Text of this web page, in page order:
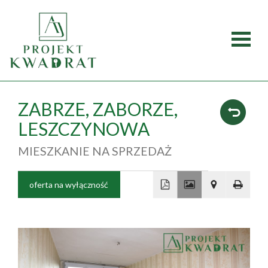
główna
Oferty
Dzialki
Obiekty
ZABRZE, ZABORZE,
LESZCZYNOWA
MIESZKANIE NA SPRZEDAŻ
oferta na wyłączność
−